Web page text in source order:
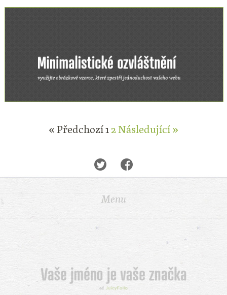
Menu
« Předchozí12Následující »